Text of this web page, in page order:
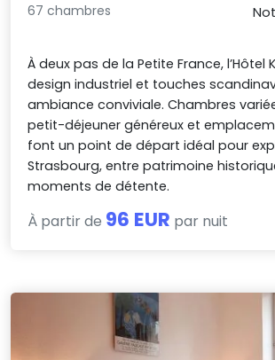
67 chambres
À deux pas de la Petite France, l’Hôtel
design industriel et touches
ambiance conviviale. Chambres
petit-déjeuner généreux et
font un point de départ idéal pour
Strasbourg, entre patrimoine
moments de détente.
À partir de 96 EUR par nuit